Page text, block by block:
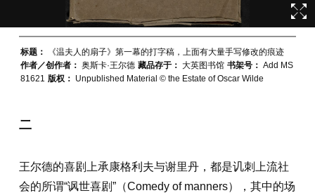
标题：
《温夫人的扇子》第一幕的打字稿，上面有大量手写修改的痕迹
作者／创作者： 奥斯卡·王尔德 藏品存于： 大英图书馆 书架号： Add MS
81621 版权： Unpublished Material © the Estate of Oscar Wilde
二
王尔德的喜剧上承康格利夫与谢里丹，都是讥刺上流社
会的所谓“讽世喜剧”（Comedy of manners），其中的场